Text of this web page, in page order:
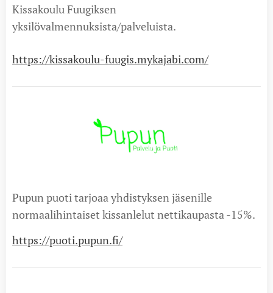
Kissakoulu Fuugiksen
yksilövalmennuksista/palveluista.
https://kissakoulu-fuugis.mykajabi.com/
Pupun puoti tarjoaa yhdistyksen jäsenille
normaalihintaiset kissanlelut nettikaupasta -15%.
https://puoti.pupun.fi/